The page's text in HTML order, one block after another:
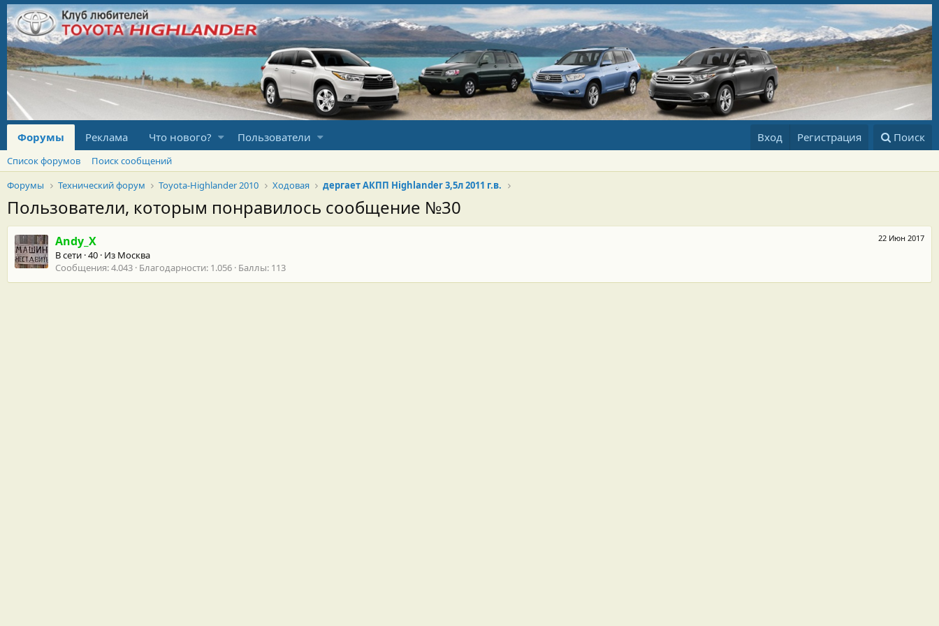
Форумы Реклама Что нового? Пользователи Вход Регистрация Поиск
Список форумов
Поиск сообщений
Форумы
Технический форум Toyota-Highlander 2010 Ходовая дергает АКПП Highlander 3,5л 2011 г.в.
Пользователи, которым понравилось сообщение №30
22 Июн 2017
Andy_X
В сети ·40 · Из Москва
Сообщения 4.043 Благодарности 1.056 Баллы 113